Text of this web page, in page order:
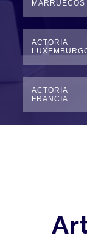
MARRUECOS
ACTORIA
ACTORIA
FRANCIA